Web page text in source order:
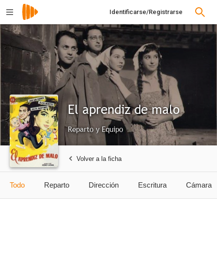
Identificarse/Registrarse
El aprendiz de malo
Reparto y Equipo
Volver a la ficha
Todo Reparto Dirección Escritura Cámara